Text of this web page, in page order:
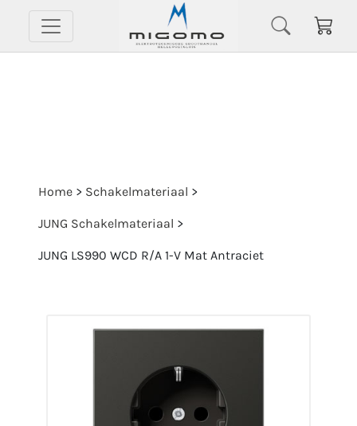
Home > Schakelmateriaal >
JUNG Schakelmateriaal >
JUNG LS990 WCD R/A 1-V Mat Antraciet